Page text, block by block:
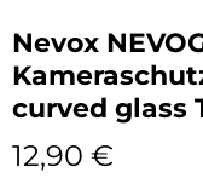
Nevox
curved glass
12,90 €